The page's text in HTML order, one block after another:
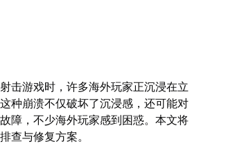
击游戏时，许多海外玩家正沉浸在立
种崩溃不仅破坏了沉浸感，还可能对
障，不少海外玩家感到困惑。本文将
查与修复方案。